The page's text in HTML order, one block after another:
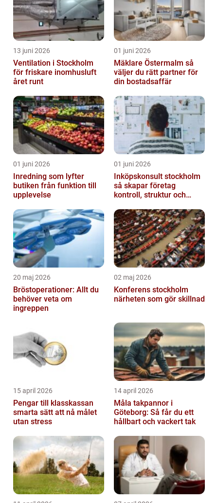
13 juni 2026
Ventilation i Stockholm
för friskare inomhusluft
året runt
01 juni 2026
Mäklare Östermalm så
väljer du rätt partner för
din bostadsaffär
01 juni 2026
Inredning som lyfter
butiken från funktion till
upplevelse
01 juni 2026
Inköpskonsult stockholm
så skapar företag
kontroll, struktur och
20 maj 2026
Bröstoperationer: Allt du
behöver veta om
ingreppen
02 maj 2026
Konferens stockholm
närheten som gör skillnad
15 april 2026
Pengar till klasskassan
smarta sätt att nå målet
utan stress
14 april 2026
Måla takpannor i
Göteborg: Så får du ett
hållbart och vackert tak